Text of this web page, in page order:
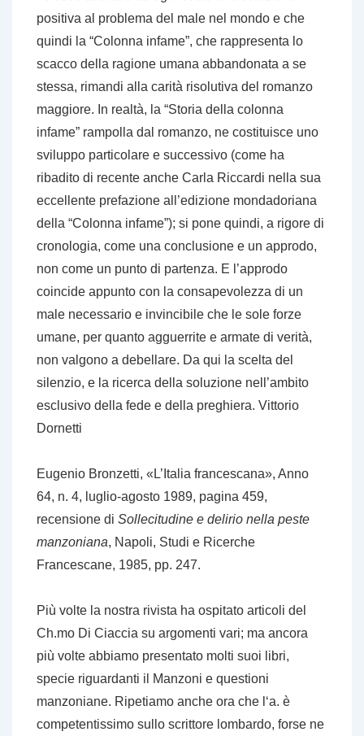
positiva al problema del male nel mondo e che
quindi la “Colonna infame”, che rappresenta lo
scacco della ragione umana abbandonata a se
stessa, rimandi alla carità risolutiva del romanzo
maggiore. In realtà, la “Storia della colonna
infame” rampolla dal romanzo, ne costituisce uno
sviluppo particolare e successivo (come ha
ribadito di recente anche Carla Riccardi nella sua
eccellente prefazione all’edizione mondadoriana
della “Colonna infame”); si pone quindi, a rigore di
cronologia, come una conclusione e un approdo,
non come un punto di partenza. E l’approdo
coincide appunto con la consapevolezza di un
male necessario e invincibile che le sole forze
umane, per quanto agguerrite e armate di verità,
non valgono a debellare. Da qui la scelta del
silenzio, e la ricerca della soluzione nell’ambito
esclusivo della fede e della preghiera. Vittorio
Dornetti
Eugenio Bronzetti, «L’Italia francescana», Anno
64, n. 4, luglio-agosto 1989, pagina 459,
recensione di Sollecitudine e delirio nella peste
manzoniana, Napoli, Studi e Ricerche
Francescane, 1985, pp. 247.
Più volte la nostra rivista ha ospitato articoli del
Ch.mo Di Ciaccia su argomenti vari; ma ancora
più volte abbiamo presentato molti suoi libri,
specie riguardanti il Manzoni e questioni
manzoniane. Ripetiamo anche ora che l‘a. è
competentissimo sullo scrittore lombardo, forse ne